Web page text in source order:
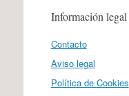
Información legal
Contacto
Aviso legal
Política de Cookies